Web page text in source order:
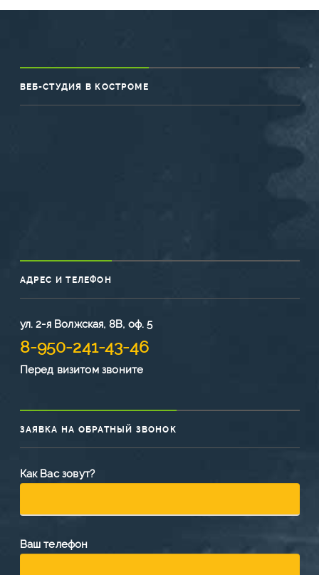
ВЕБ-СТУДИЯ В КОСТРОМЕ
АДРЕС И ТЕЛЕФОН
ул. 2-я Волжская, 8В, оф. 5
8-950-241-43-46
Перед визитом звоните
ЗАЯВКА НА ОБРАТНЫЙ ЗВОНОК
Как Вас зовут?
Ваш телефон